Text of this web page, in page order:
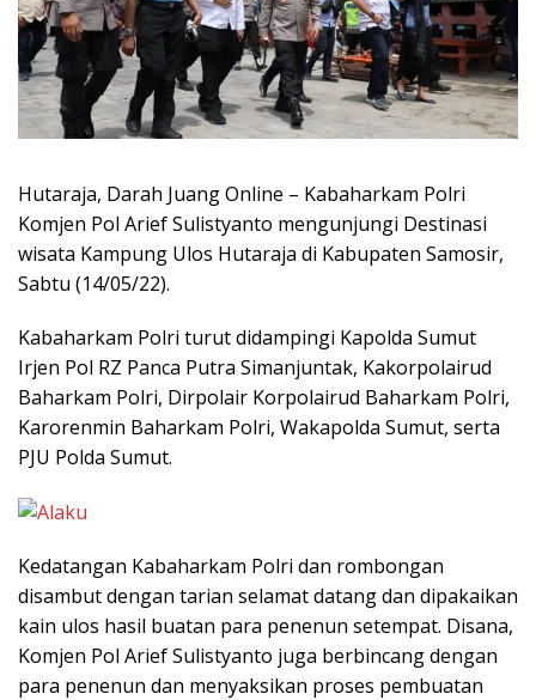
Hutaraja, Darah Juang Online – Kabaharkam Polri
Komjen Pol Arief Sulistyanto mengunjungi Destinasi
wisata Kampung Ulos Hutaraja di Kabupaten Samosir,
Sabtu (14/05/22).
Kabaharkam Polri turut didampingi Kapolda Sumut
Irjen Pol RZ Panca Putra Simanjuntak, Kakorpolairud
Baharkam Polri, Dirpolair Korpolairud Baharkam Polri,
Karorenmin Baharkam Polri, Wakapolda Sumut, serta
PJU Polda Sumut.
Kedatangan Kabaharkam Polri dan rombongan
disambut dengan tarian selamat datang dan dipakaikan
kain ulos hasil buatan para penenun setempat. Disana,
Komjen Pol Arief Sulistyanto juga berbincang dengan
para penenun dan menyaksikan proses pembuatan